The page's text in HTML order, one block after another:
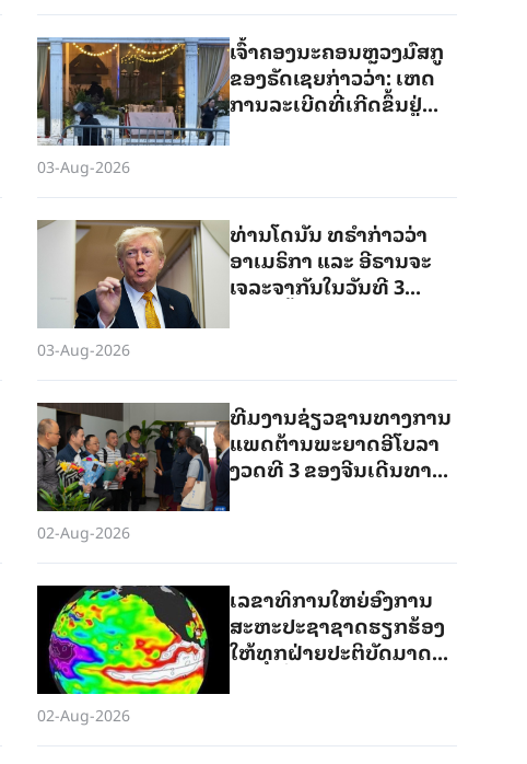
ເຈົ້າ​ຄອງ​ນະ​ຄອນຫຼວງ​ມົ​ສ​ກູ​
ຂອງ​ຣັດ​ເຊຍ​ກ່າວ​ວ່າ: ເຫດ​
ການ​ລະ​ເບີດ​ທີ່​ເກີດ​ຂຶ້ນ​ຢູ່​
03-Aug-2026
ທ່ານໂດນັນ ທຣຳກ່າວວ່າ
ອາເມຣິກາ ແລະ ອີຣານຈະ
ເຈລະຈາກັນໃນວັນທີ 3
03-Aug-2026
ທີມງານຊ່ຽວຊານທາງການ
ແພດຕ້ານພະຍາດອີໂບລາ
ງວດທີ 3 ຂອງຈີນເດີນທາງ
02-Aug-2026
ເລຂາທິການໃຫຍ່ອົງການ
ສະຫະປະຊາຊາດຮຽກຮ້ອງ
ໃຫ້ທຸກຝ່າຍປະຕິບັດມາດຕະ
02-Aug-2026